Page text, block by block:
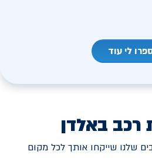
לי עוד
באלדן
שלנו שייקחו אותך לכל מקום